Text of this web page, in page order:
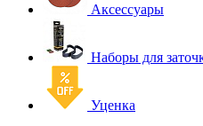
Аксессуары
Наборы для
Уценка